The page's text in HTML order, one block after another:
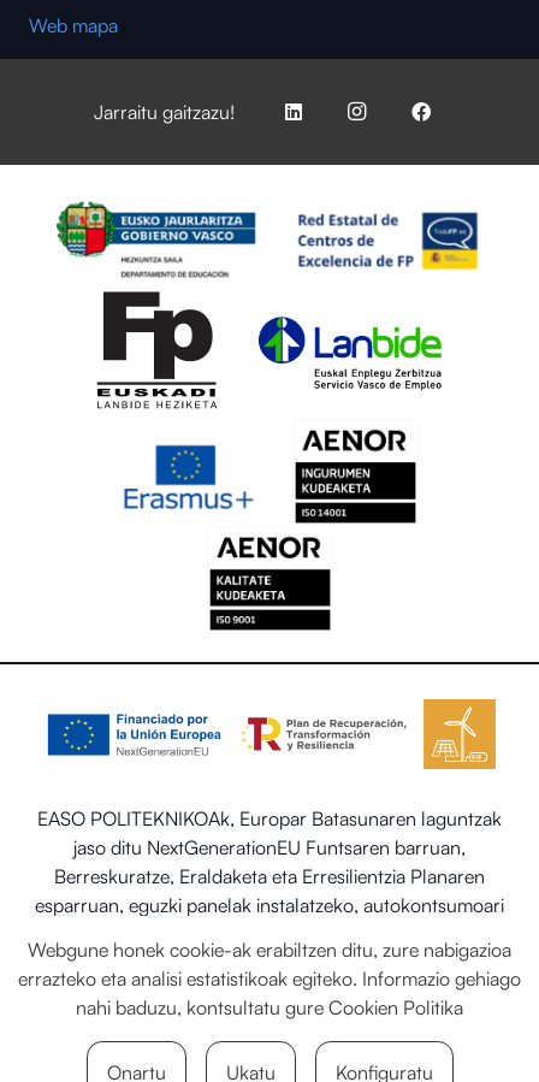
Web mapa
Jarraitu gaitzazu!
EASO POLITEKNIKOAk, Europar Batasunaren laguntzak
jaso ditu NextGenerationEU Funtsaren barruan,
Berreskuratze, Eraldaketa eta Erresilientzia Planaren
esparruan, eguzki panelak instalatzeko, autokontsumoari
berriztagarriekin, baita ere Trantsizio Ekologikorako eta
Erronka Demografikorako Ministerioaren egoitza-
sektorearen sistema termiko berriztagarriak ezartzea.
Webgune honek cookie-ak erabiltzen ditu, zure nabigazioa
errazteko eta analisi estatistikoak egiteko. Informazio gehiago
nahi baduzu, kontsultatu gure Cookien Politika
Onartu Ukatu Konfiguratu